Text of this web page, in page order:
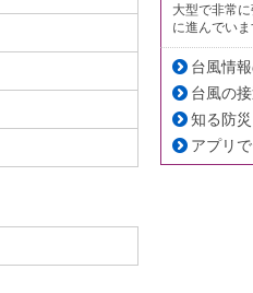
大型で非常
に進んでい
台風情
台風の
知る防災
アプリ